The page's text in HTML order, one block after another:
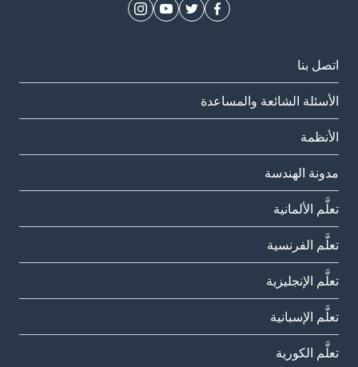
اتصل بنا
الأسئلة الشائعة والمساعدة
الأنظمة
مدونة الهندسة
تعلَّم الألمانية
تعلَّم الفرنسية
تعلَّم الإنجليزية
تعلَّم الإسبانية
تعلَّم الكورية